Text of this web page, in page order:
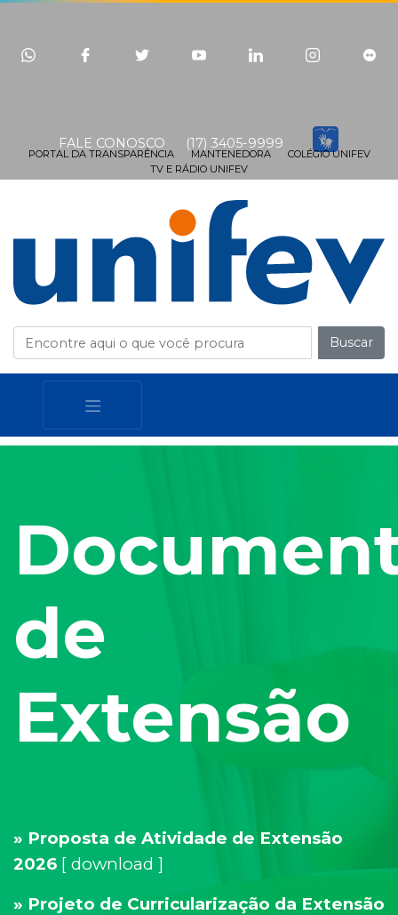
FALE CONOSCO (17) 3405-9999
PORTAL DA TRANSPARÊNCIA MANTENEDORA
COLÉGIO UNIFEV
TV E RÁDIO UNIFEV
Buscar
de
Extensão
» Proposta de Atividade de Extensão
2026 [ download ]
» Projeto de Curricularização da Extensão